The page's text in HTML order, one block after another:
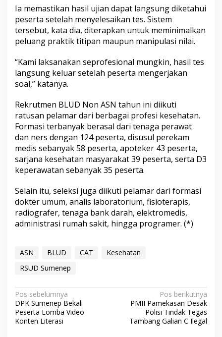
Ia memastikan hasil ujian dapat langsung diketahui
peserta setelah menyelesaikan tes. Sistem
tersebut, kata dia, diterapkan untuk meminimalkan
peluang praktik titipan maupun manipulasi nilai.
“Kami laksanakan seprofesional mungkin, hasil tes
langsung keluar setelah peserta mengerjakan
soal,” katanya.
Rekrutmen BLUD Non ASN tahun ini diikuti
ratusan pelamar dari berbagai profesi kesehatan.
Formasi terbanyak berasal dari tenaga perawat
dan ners dengan 124 peserta, disusul perekam
medis sebanyak 58 peserta, apoteker 43 peserta,
sarjana kesehatan masyarakat 39 peserta, serta D3
keperawatan sebanyak 35 peserta.
Selain itu, seleksi juga diikuti pelamar dari formasi
dokter umum, analis laboratorium, fisioterapis,
radiografer, tenaga bank darah, elektromedis,
administrasi rumah sakit, hingga programer. (*)
ASN BLUD CAT
Kesehatan
RSUD Sumenep
N
a
v
Pos sebelumnya
DPK Sumenep Bekali
Peserta Lomba Video
Konten Literasi
Pos berikutnya
PMII Pamekasan Desak
Polisi Tindak Tegas
Tambang Galian C Ilegal